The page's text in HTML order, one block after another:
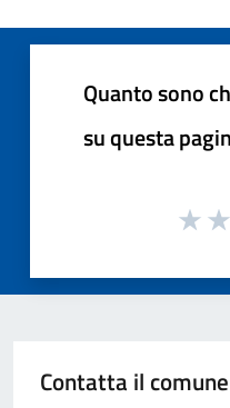
Quanto sono
su questa
Contatta il comune